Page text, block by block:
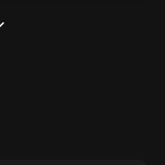
，火燒戰船。